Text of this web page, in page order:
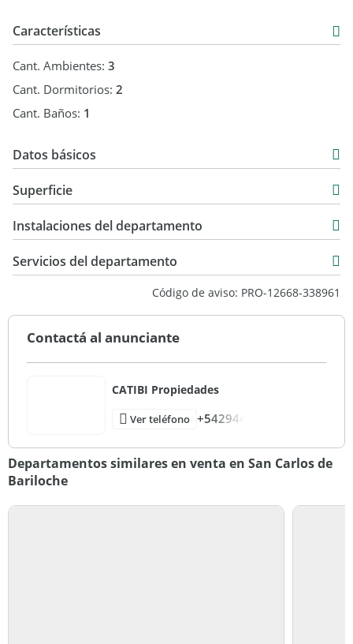
Características
Cant. Ambientes: 3
Cant. Dormitorios: 2
Cant. Baños: 1
Datos básicos
Venta
USD 65.000
Superficie
50 m2
Instalaciones del departamento
Servicios del departamento
Código de aviso: PRO-12668-338961
Contactá al anunciante
CATIBI Propiedades
Ver teléfono +542944
Departamentos similares en venta en San Carlos de
Bariloche